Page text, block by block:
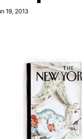
19, 2013